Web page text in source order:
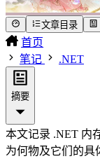
文章目录
首页
笔记
.NET
摘要
本文记录 .NET 内
为何物及它们的具